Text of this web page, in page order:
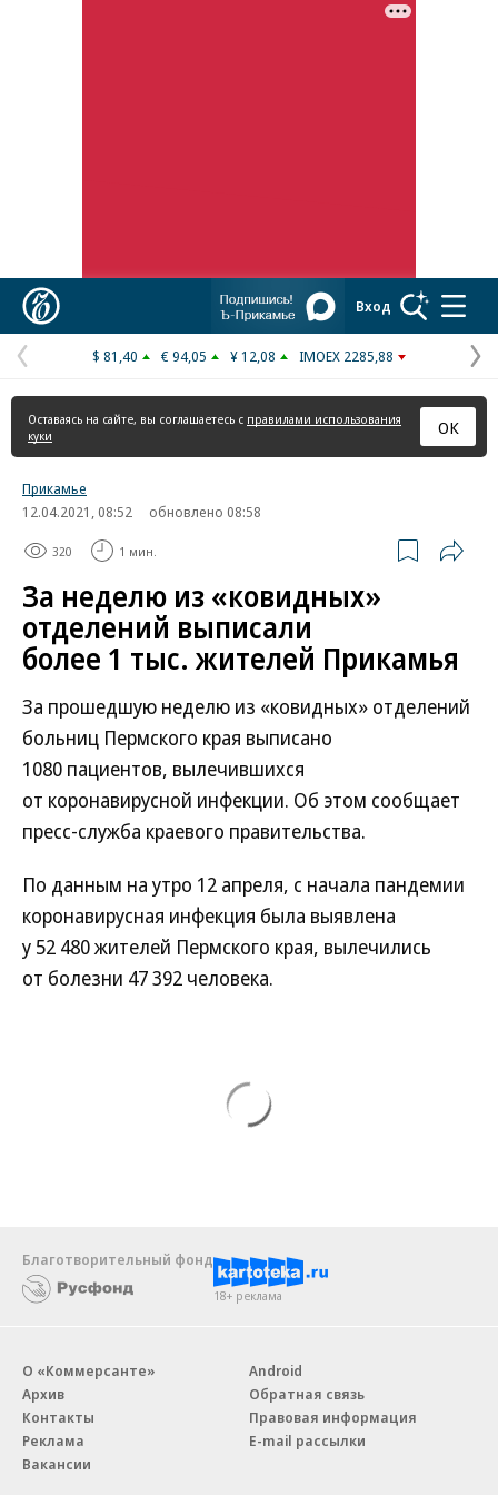
Вход
Предыдущая
страница
$ 81,40 € 94,05 ¥ 12,08 IMOEX 2285,88
Оставаясь на сайте, вы соглашаетесь с правилами использования
куки
ОК
Прикамье
12.04.2021, 08:52
обновлено 08:58
320 1 мин.
За неделю из «ковидных»
отделений выписали
более 1 тыс. жителей Прикамья
За прошедшую неделю из «ковидных» отделений
больниц Пермского края выписано
1080 пациентов, вылечившихся
от коронавирусной инфекции. Об этом сообщает
пресс-служба краевого правительства.
По данным на утро 12 апреля, с начала пандемии
коронавирусная инфекция была выявлена
у 52 480 жителей Пермского края, вылечились
от болезни 47 392 человека.
Благотворительный фонд
18+ реклама
О «Коммерсанте»
Архив
Контакты
Реклама
Вакансии
Android
Обратная связь
Правовая информация
E-mail рассылки